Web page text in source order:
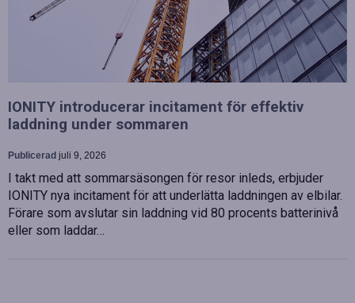
IONITY introducerar incitament för effektiv
laddning under sommaren
Publicerad juli 9, 2026
I takt med att sommarsäsongen för resor inleds, erbjuder
IONITY nya incitament för att underlätta laddningen av elbilar.
Förare som avslutar sin laddning vid 80 procents batterinivå
eller som laddar…